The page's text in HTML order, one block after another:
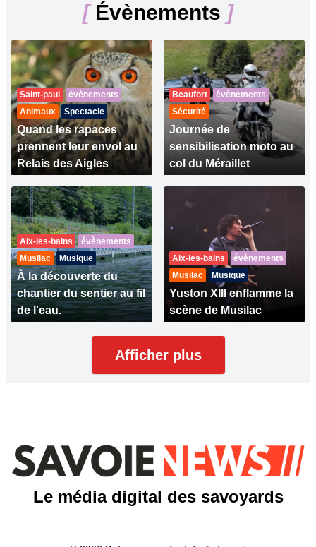
[Évènements ]
Saint-paul
évènements
Animaux
Spectacle
Quand les rapaces
prennent leur envol au
Relais des Aigles
Beaufort
évènements
Sécurité
Journée de
sensibilisation moto au
col du Méraillet
Aix-les-bains
évènements
Musilac
Musique
À la découverte du
chantier du sentier au fil
de l'eau.
Aix-les-bains
évènements
Musilac
Musique
Yuston XIII enflamme la
scène de Musilac
Afficher plus
Le média digital des savoyards